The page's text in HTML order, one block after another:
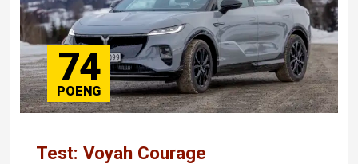
74
Test: Voyah Courage